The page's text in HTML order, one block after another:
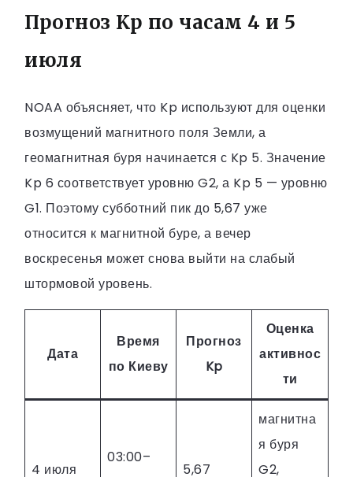
Прогноз Kp по часам 4 и 5
июля
NOAA объясняет, что Kp используют для оценки
возмущений магнитного поля Земли, а
геомагнитная буря начинается с Kp 5. Значение
Kp 6 соответствует уровню G2, а Kp 5 — уровню
G1. Поэтому субботний пик до 5,67 уже
относится к магнитной буре, а вечер
воскресенья может снова выйти на слабый
штормовой уровень.
Дата
Время
по Киеву
Прогноз
Kp
Оценка
активнос
ти
4 июля
03:00–
5,67
магнитна
я буря
G2,